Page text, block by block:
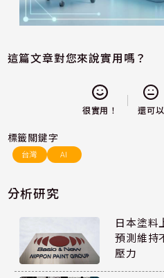
這篇文章對您來說實用嗎？
很實用！ 還可以
標籤關鍵字
台灣 AI
分析研究
日本塗料
預測維持
壓力